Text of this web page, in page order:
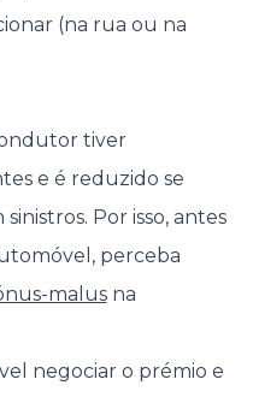
(na rua ou na
tiver
e é reduzido se
Por isso, antes
perceba
malusna
negociar o prémio e